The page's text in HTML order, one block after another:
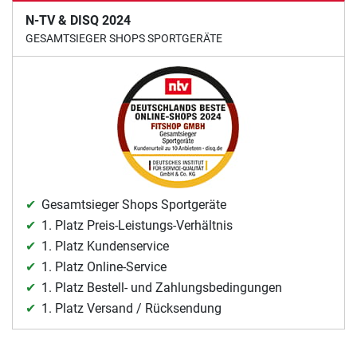
N-TV & DISQ 2024
GESAMTSIEGER SHOPS SPORTGERÄTE
Gesamtsieger Shops Sportgeräte
1. Platz Preis-Leistungs-Verhältnis
1. Platz Kundenservice
1. Platz Online-Service
1. Platz Bestell- und Zahlungsbedingungen
1. Platz Versand / Rücksendung